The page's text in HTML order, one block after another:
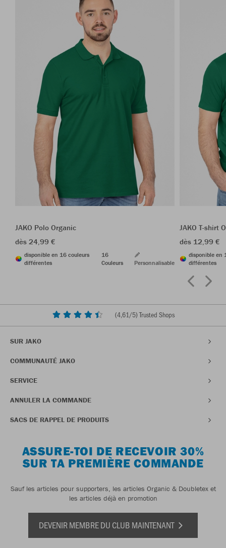
JAKO Polo Organic
dès 24,99 €
disponible en 16 couleurs
différentes
16
Couleurs
Personnalisable
JAKO T-shirt
dès 12,99 €
disponible en
différentes
(4,61/5) Trusted Shops
SUR JAKO
COMMUNAUTÉ JAKO
SERVICE
ANNULER LA COMMANDE
SACS DE RAPPEL DE PRODUITS
ASSURE-TOI DE RECEVOIR 30%
SUR TA PREMIÈRE COMMANDE
Sauf les articles pour supporters, les articles Organic & Doubletex et
les articles déjà en promotion
DEVENIR MEMBRE DU CLUB MAINTENANT